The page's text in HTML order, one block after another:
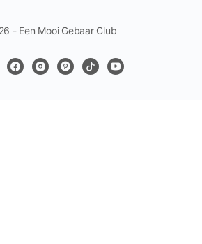
- Een Mooi Gebaar Club